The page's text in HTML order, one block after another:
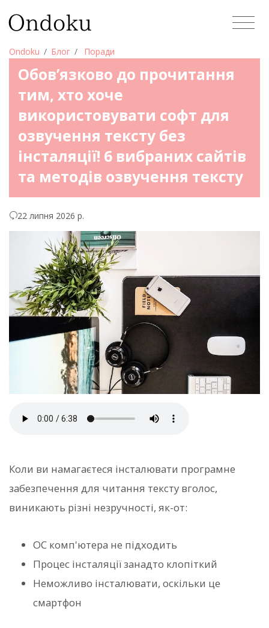
Ondoku Блог Поради
Обов’язково до прочитання
тим, хто хоче
використовувати софт для
озвучення тексту без
інсталяції! 6 вибраних сайтів
та методів озвучення тексту
22 липня 2026 р.
Коли ви намагаєтеся інсталювати програмне
забезпечення для читання тексту вголос,
виникають різні незручності, як-от:
ОС комп'ютера не підходить
Процес інсталяції занадто клопіткий
Неможливо інсталювати, оскільки це
смартфон